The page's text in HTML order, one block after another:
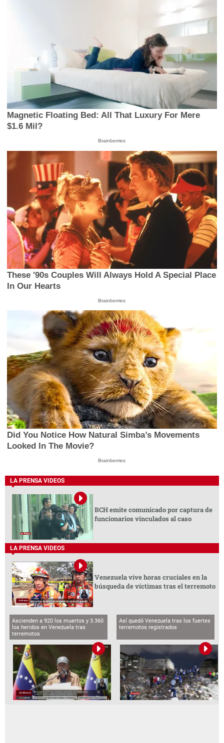
Magnetic Floating Bed: All That Luxury For Mere
$1.6 Mil?
Brainberries
These '90s Couples Will Always Hold A Special Place
In Our Hearts
Brainberries
Did You Notice How Natural Simba’s Movements
Looked In The Movie?
Brainberries
LA PRENSA VIDEOS
BCH emite comunicado por captura de
funcionarios vinculados al caso
LA PRENSA VIDEOS
Venezuela vive horas cruciales en la
búsqueda de víctimas tras el terremoto
Ascienden a 920 los muertos y 3.360
los heridos en Venezuela tras
terremotos
Así quedó Venezuela tras los fuertes
terremotos registrados